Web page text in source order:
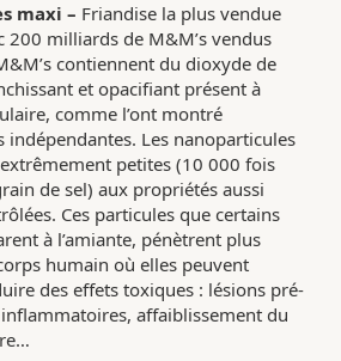
maxi – Friandise la plus vendue
200 milliards de M&M’s vendus
contiennent du dioxyde de
et opacifiant présent à
comme l’ont montré
indépendantes. Les nanoparticules
petites (10 000 fois
de sel) aux propriétés aussi
Ces particules que certains
à l’amiante, pénètrent plus
humain où elles peuvent
des effets toxiques : lésions pré-
affaiblissement du